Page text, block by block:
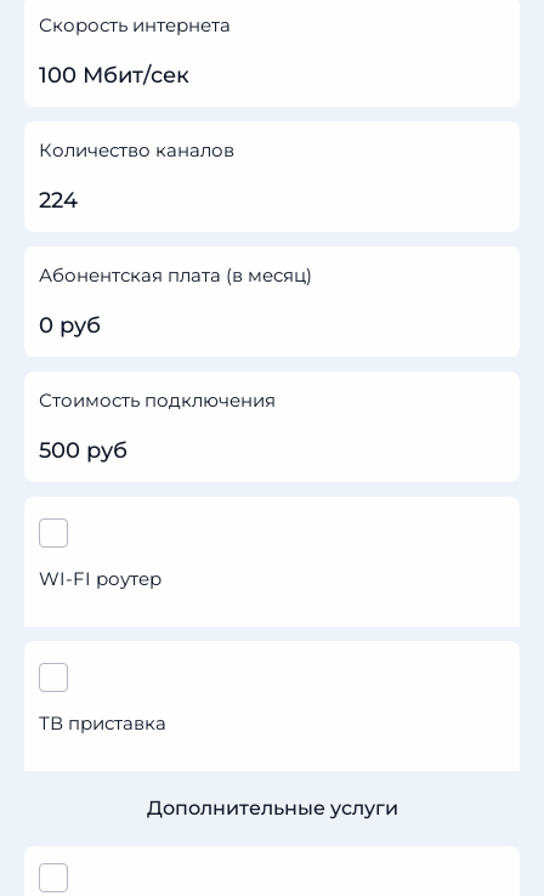
Скорость интернета
100 Мбит/сек
Количество каналов
224
Абонентская плата (в месяц)
0 руб
Стоимость подключения
500 руб
WI-FI роутер
ТВ приставка
Дополнительные услуги